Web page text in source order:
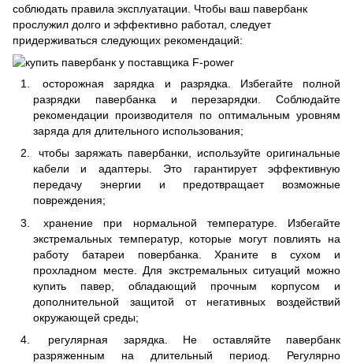
соблюдать правила эксплуатации. Чтобы ваш павербанк
прослужил долго и эффективно работал, следует
придерживаться следующих рекомендаций:
осторожная зарядка и разрядка. Избегайте полной
разрядки павербанка и перезарядки. Соблюдайте
рекомендации производителя по оптимальным уровням
заряда для длительного использования;
чтобы заряжать павербанки, используйте оригинальные
кабели и адаптеры. Это гарантирует эффективную
передачу энергии и предотвращает возможные
повреждения;
хранение при нормальной температуре. Избегайте
экстремальных температур, которые могут повлиять на
работу батареи повербанка. Храните в сухом и
прохладном месте. Для экстремальных ситуаций можно
купить павер, обладающий прочным корпусом и
дополнительной защитой от негативных воздействий
окружающей среды;
регулярная зарядка. Не оставляйте павербанк
разряженным на длительный период. Регулярно